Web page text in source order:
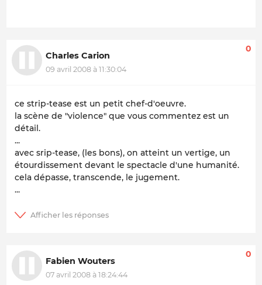
Charles Carion
09 avril 2008 à 11:30:04
0
ce strip-tease est un petit chef-d'oeuvre.
la scène de "violence" que vous commentez est un
détail.
...
avec srip-tease, (les bons), on atteint un vertige, un
étourdissement devant le spectacle d'une humanité.
cela dépasse, transcende, le jugement.
...
Fabien Wouters
07 avril 2008 à 18:24:44
0